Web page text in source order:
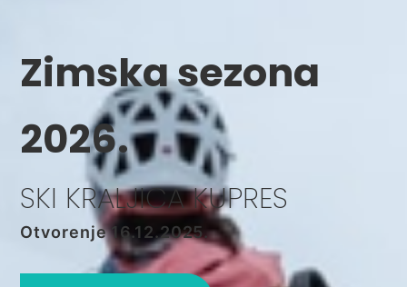
Zimskasezona
2026.
SKI KRALJICA KUPRES
Otvorenje 16.12.2025.